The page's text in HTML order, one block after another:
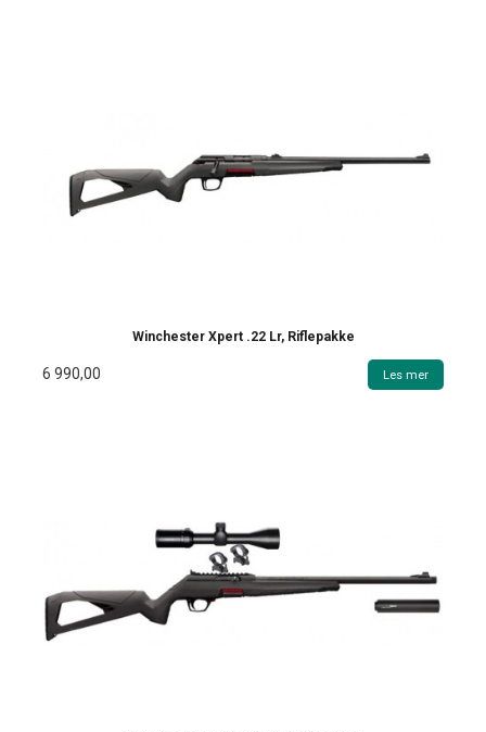
Winchester Xpert .22 Lr, Riflepakke
6 990,00 Les mer